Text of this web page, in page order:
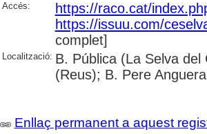
Accés:
https://raco.cat/
https://issuu.com/
complet]
Localització: B. Pública (La Selva
(Reus); B. Pere
Enllaç permanent a aquest